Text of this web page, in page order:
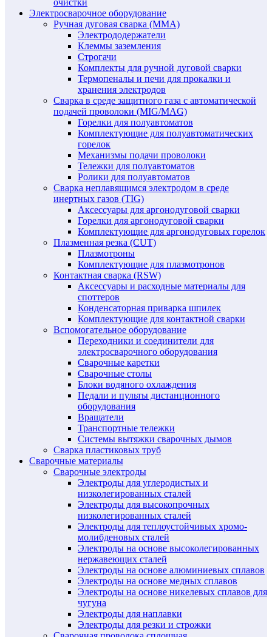
Электросварочное оборудование
Ручная дуговая сварка (MMA)
Электрододержатели
Клеммы заземления
Строгачи
Комплекты для ручной дуговой сварки
Термопеналы и печи для прокалки и
хранения электродов
Сварка в среде защитного газа с автоматической
подачей проволоки (MIG/MAG)
Горелки для полуавтоматов
Комплектующие для полуавтоматических
горелок
Механизмы подачи проволоки
Тележки для полуавтоматов
Ролики для полуавтоматов
Сварка неплавящимся электродом в среде
инертных газов (TIG)
Аксессуары для аргонодуговой сварки
Горелки для аргонодуговой сварки
Комплектующие для аргонодуговых горелок
Плазменная резка (CUT)
Плазмотроны
Комплектующие для плазмотронов
Контактная сварка (RSW)
Аксессуары и расходные материалы для
споттеров
Конденсаторная приварка шпилек
Комплектующие для контактной сварки
Вспомогательное оборудование
Переходники и соединители для
электросварочного оборудования
Сварочные каретки
Сварочные столы
Блоки водяного охлаждения
Педали и пульты дистанционного
оборудования
Вращатели
Транспортные тележки
Системы вытяжки сварочных дымов
Сварка пластиковых труб
Сварочные материалы
Сварочные электроды
Электроды для углеродистых и
низколегированных сталей
Электроды для высокопрочных
низколегированных сталей
Электроды для теплоустойчивых хромо-
молибденовых сталей
Электроды на основе высоколегированных
нержавеющих сталей
Электроды на основе алюминиевых сплавов
Электроды на основе медных сплавов
Электроды на основе никелевых сплавов для
чугуна
Электроды для наплавки
Электроды для резки и строжки